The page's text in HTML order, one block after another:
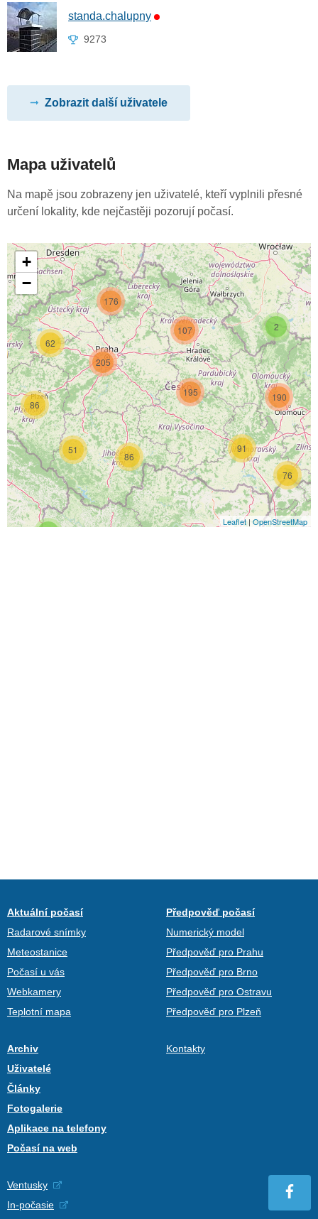
standa.chalupny
9273
Zobrazit další uživatele
Mapa uživatelů
Na mapě jsou zobrazeny jen uživatelé, kteří vyplnili přesné
určení lokality, kde nejčastěji pozorují počasí.
51
86
107
62
86
176
205
2
76
91
190
195
+
−
Leaflet | OpenStreetMap
Aktuální počasí
Radarové snímky
Meteostanice
Počasí u vás
Webkamery
Teplotní mapa
Předpověď počasí
Numerický model
Předpověď pro Prahu
Předpověď pro Brno
Předpověď pro Ostravu
Předpověď pro Plzeň
Archiv
Uživatelé
Články
Fotogalerie
Aplikace na telefony
Počasí na web
Kontakty
Ventusky
In-počasie